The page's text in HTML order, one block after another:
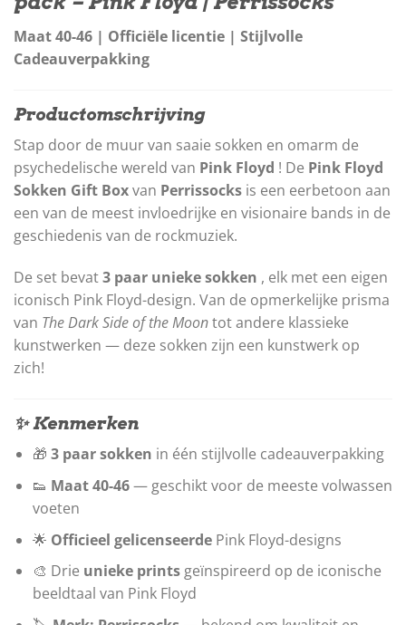
Maat 40-46 | Officiële licentie | Stijlvolle
Cadeauverpakking
Productomschrijving
Stap door de muur van saaie sokken en omarm de
psychedelische wereld van Pink Floyd ! De Pink Floyd
Sokken Gift Boxvan Perrissocks is een eerbetoon aan
een van de meest invloedrijke en visionaire bands in de
geschiedenis van de rockmuziek.
De set bevat3 paar unieke sokken , elk met een eigen
iconisch Pink Floyd-design. Van de opmerkelijke prisma
van The Dark Side of the Moontot andere klassieke
kunstwerken — deze sokken zijn een kunstwerk op
zich!
✨ Kenmerken
🎁 3 paar sokken in één stijlvolle cadeauverpakking
👟 Maat 40-46— geschikt voor de meeste volwassen
voeten
🌟 Officieel gelicenseerdePink Floyd-designs
🎨 Drie unieke printsgeïnspireerd op de iconische
beeldtaal van Pink Floyd